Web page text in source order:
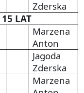
Zderska
LAT
Marzena
Anton
Jagoda
Zderska
Marzena